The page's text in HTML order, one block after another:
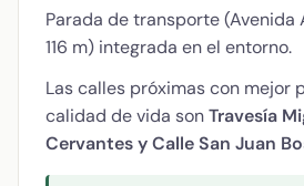
Parada de transporte (Avenida
116 m) integrada en el entorno.
Las calles próximas con mejor
calidad de vida sonTravesía
Cervantes y Calle San Juan